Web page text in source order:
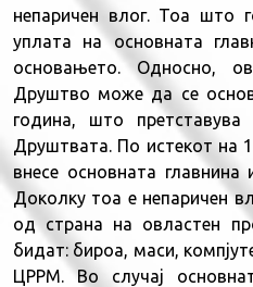
непаричен влог. Тоа што
уплата на основната
основањето. Односно,
Друштво може да се
година, што претставува
Друштвата. По истекот на
внесе основната
Доколку тоа е непаричен
од страна на овластен
бидат: бироа, маси,
ЦРРМ. Во случај